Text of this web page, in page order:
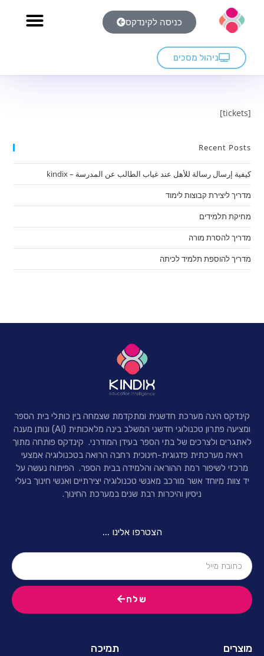
כניסה לקינדקס
ניהול מסכים
[tickets]
Recent Posts
كيفية إرسال رسالة للأهل عند غياب الطالب عن المدرسة – kindix
מדריך ליצירת קבוצות לימוד
מחיקת תלמידים
מדריך להסרת מורה
מדריך להוספת תלמיד לכיתה
קינדקס הינה מערכת חדשנית ומתקדמת שצמחה בין כותלי בית הספר
ומציעה פתרון טכנולוגי חדשני המשלב בינה מלאכותית (AI) ונותן מענה
לאתגרים ולצרכים של בתי הספר בעידן המודרני. קינדקס פותחה מתוך
ראיה מערכתית פדגוגית-חינוכית רחבה הרואה בטכנולוגיה אמצעי
מרכזי לשיפור רמת ההוראה והלמידה בבית הספר. הפיתוח נעשה על
יד צוות מיוחד אשר מורכב מאנשי טכנולוגיה יצירתיים ואנשי חינוך בעלי
ניסיון והיכרות רבת שנים במערכת החינוך.
הצטרפו אלינו ...
שלח
מוצרים תמיכה